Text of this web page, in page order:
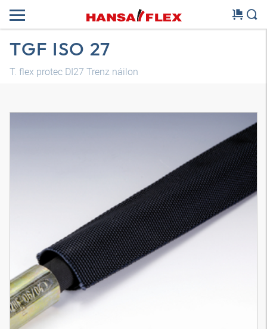
TGF ISO 27
T. flex protec DI27 Trenz náilon